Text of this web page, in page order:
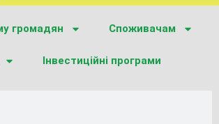
громадян Споживачам
Інвестиційні програми